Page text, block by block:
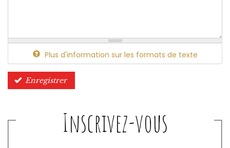
Plus d'information sur les formats de texte
Enregistrer
Inscrivez-vous